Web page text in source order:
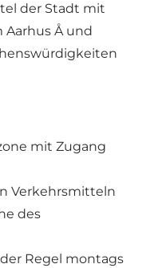
der Stadt mit
Å und
mit Zugang
Verkehrsmitteln
des
Regel montags